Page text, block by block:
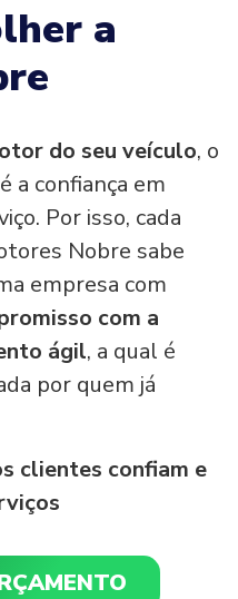
a
do seu veículo, o
a confiança em
Por isso, cada
Nobre sabe
empresa com
com a
ágil, a qual é
por quem já
clientes confiam e